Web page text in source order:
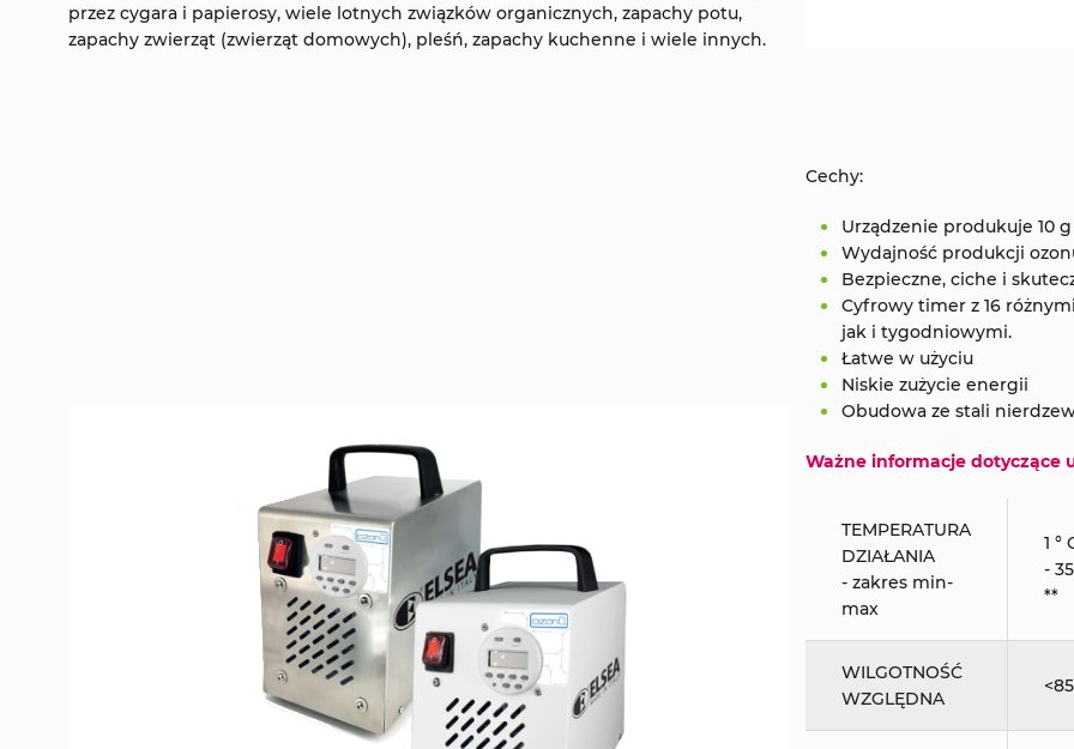
przez cygara i papierosy, wiele lotnych związków organicznych, zapachy potu,
zapachy zwierząt (zwierząt domowych), pleśń, zapachy kuchenne i wiele innych.
Cechy:
Urządzenie produkuje 10 g
Wydajność produkcji
Bezpieczne, ciche i
Cyfrowy timer z 16
jak i tygodniowymi.
Łatwe w użyciu
Niskie zużycie energii
Obudowa ze stali
Ważne informacje dotyczące
TEMPERATURA
DZIAŁANIA
- zakres min-
max
1 °
-
**
WILGOTNOŚĆ
WZGLĘDNA